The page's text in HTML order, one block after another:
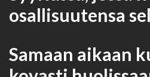
osallisuutensa
Samaan aikaan